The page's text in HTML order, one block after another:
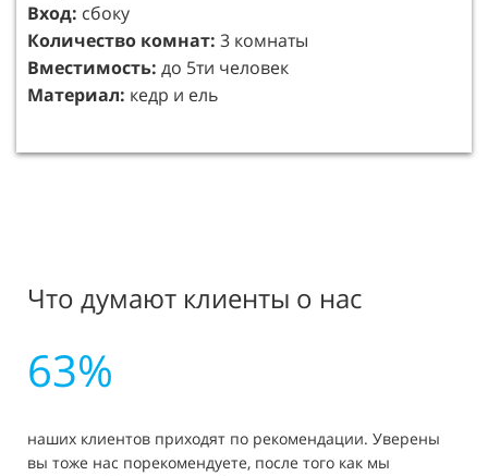
Вход: сбоку
Количество комнат: 3 комнаты
Вместимость: до 5ти человек
Материал: кедр и ель
Обработка бани, краской-пропиткой (Цвет на
выбор заказчика)
Мягкая черепица Техно Николь (Заводская
гарантия25 лет!)
механизмом регулировки
Защита стен от нагрева из минерита
Камни печные «Габбро-Диабаз»
Входная дверь глухая
Дверь в парную со стеклом
Вентиляция
Что думают клиенты о нас
63%
наших клиентов приходят по рекомендации. Уверены
вы тоже нас порекомендуете, после того как мы